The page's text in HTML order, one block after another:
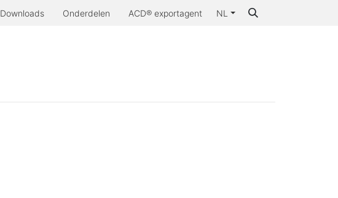
Downloads Onderdelen ACD® exportagent NL